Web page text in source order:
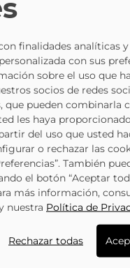
finalidades analíticas y
con sus
sobre el uso que
socios de redes
que pueden combinarla
les haya
del uso que usted
o rechazar las
También
el botón “Aceptar
más información,
nuestra Política de
Rechazar todas